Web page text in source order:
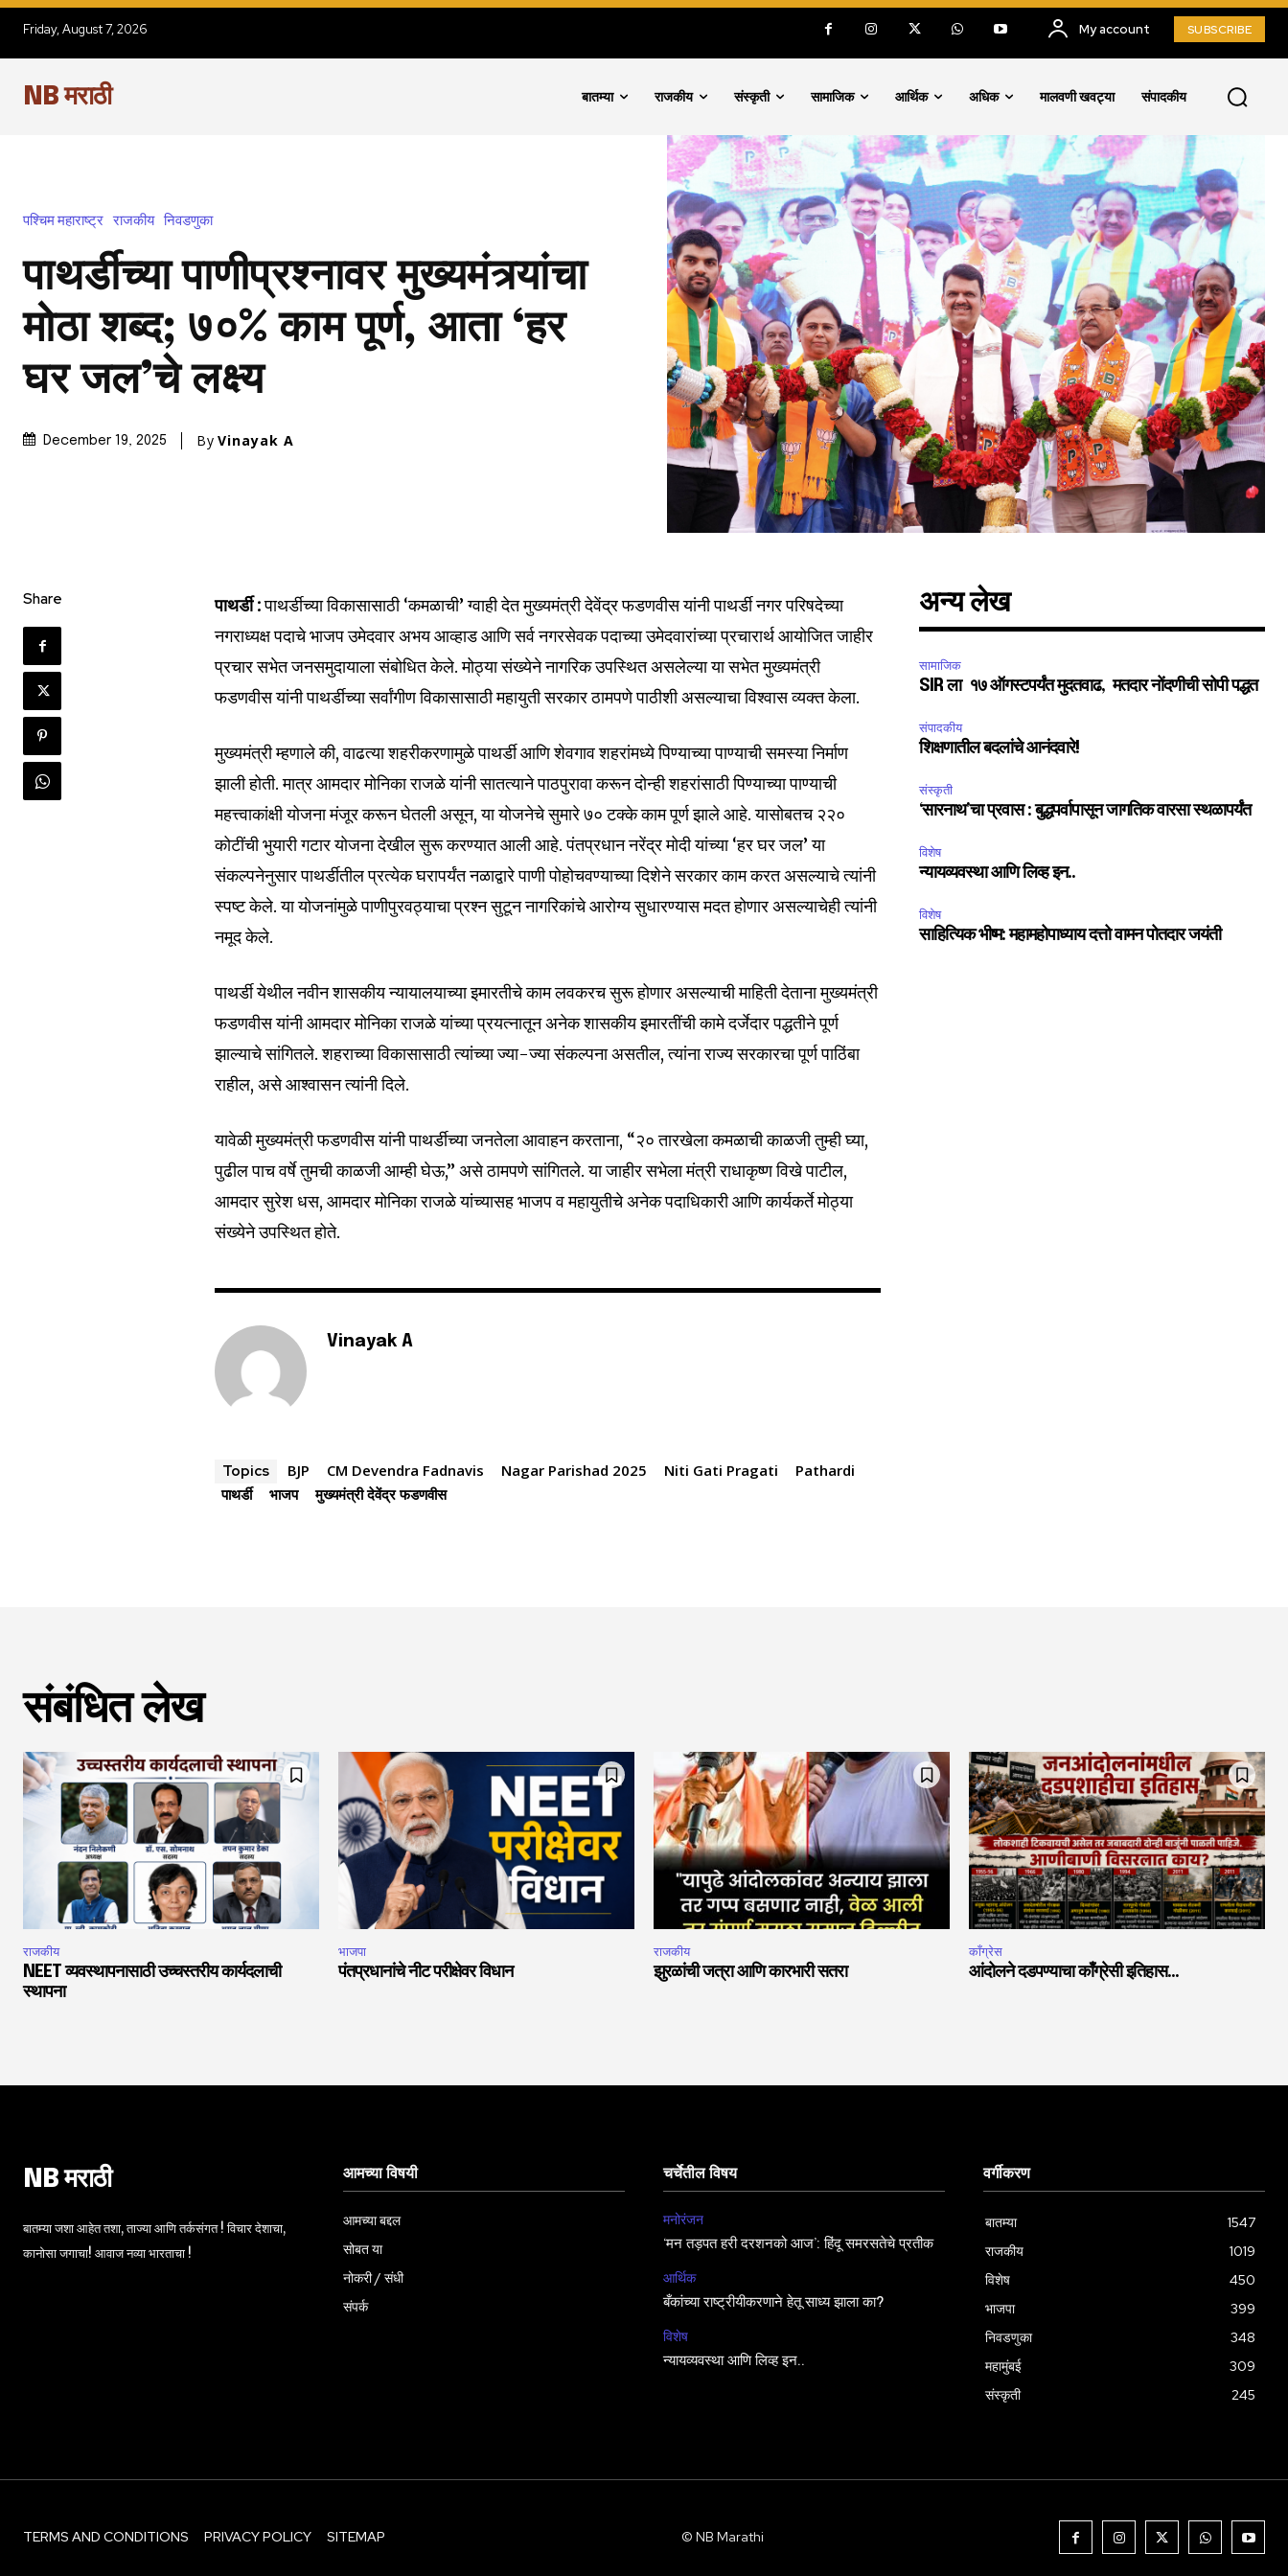
SUBSCRIBERS and be part
of the conversation.
To subscribe, simply enter your email address on our website or click
the subscribe button below. Don't worry, we respect your privacy and
won't spam your inbox. Your information is safe with us.
I've read and accept the Privacy Policy.
6,300 32,111
Followers
Friday, August 7, 2026 My account SUBSCRIBE
NB मराठी बातम्या राजकीय संस्कृती सामाजिक आर्थिक अधिक मालवणी खवट्या संपादकीय
पश्चिम महाराष्ट्र राजकीय निवडणुका
पाथर्डीच्या पाणीप्रश्नावर मुख्यमंत्र्यांचा
मोठा शब्द; ७०% काम पूर्ण, आता ‘हर
घर जल’चे लक्ष्य
December 19, 2025 By Vinayak A
Share पाथर्डी :पाथर्डीच्या विकासासाठी ‘कमळाची’ ग्वाही देत मुख्यमंत्री देवेंद्र फडणवीस यांनी पाथर्डी नगर परिषदेच्या
नगराध्यक्ष पदाचे भाजप उमेदवार अभय आव्हाड आणि सर्व नगरसेवक पदाच्या उमेदवारांच्या प्रचारार्थ आयोजित जाहीर
प्रचार सभेत जनसमुदायाला संबोधित केले. मोठ्या संख्येने नागरिक उपस्थित असलेल्या या सभेत मुख्यमंत्री
फडणवीस यांनी पाथर्डीच्या सर्वांगीण विकासासाठी महायुती सरकार ठामपणे पाठीशी असल्याचा विश्वास व्यक्त केला.
मुख्यमंत्री म्हणाले की, वाढत्या शहरीकरणामुळे पाथर्डी आणि शेवगाव शहरांमध्ये पिण्याच्या पाण्याची समस्या निर्माण
झाली होती. मात्र आमदार मोनिका राजळे यांनी सातत्याने पाठपुरावा करून दोन्ही शहरांसाठी पिण्याच्या पाण्याची
महत्त्वाकांक्षी योजना मंजूर करून घेतली असून, या योजनेचे सुमारे ७० टक्के काम पूर्ण झाले आहे. यासोबतच ₹२२०
कोटींची भुयारी गटार योजना देखील सुरू करण्यात आली आहे. पंतप्रधान नरेंद्र मोदी यांच्या ‘हर घर जल’ या
संकल्पनेनुसार पाथर्डीतील प्रत्येक घरापर्यंत नळाद्वारे पाणी पोहोचवण्याच्या दिशेने सरकार काम करत असल्याचे त्यांनी
स्पष्ट केले. या योजनांमुळे पाणीपुरवठ्याचा प्रश्न सुटून नागरिकांचे आरोग्य सुधारण्यास मदत होणार असल्याचेही त्यांनी
नमूद केले.
पाथर्डी येथील नवीन शासकीय न्यायालयाच्या इमारतीचे काम लवकरच सुरू होणार असल्याची माहिती देताना मुख्यमंत्री
फडणवीस यांनी आमदार मोनिका राजळे यांच्या प्रयत्नातून अनेक शासकीय इमारतींची कामे दर्जेदार पद्धतीने पूर्ण
झाल्याचे सांगितले. शहराच्या विकासासाठी त्यांच्या ज्या-ज्या संकल्पना असतील, त्यांना राज्य सरकारचा पूर्ण पाठिंबा
राहील, असे आश्वासन त्यांनी दिले.
यावेळी मुख्यमंत्री फडणवीस यांनी पाथर्डीच्या जनतेला आवाहन करताना, “२० तारखेला कमळाची काळजी तुम्ही घ्या,
पुढील पाच वर्षे तुमची काळजी आम्ही घेऊ,” असे ठामपणे सांगितले. या जाहीर सभेला मंत्री राधाकृष्ण विखे पाटील,
आमदार सुरेश धस, आमदार मोनिका राजळे यांच्यासह भाजप व महायुतीचे अनेक पदाधिकारी आणि कार्यकर्ते मोठ्या
संख्येने उपस्थित होते.
Vinayak A
Topics BJP CM Devendra Fadnavis Nagar Parishad 2025 Niti Gati Pragati
Pathardi
पाथर्डी
भाजप मुख्यमंत्री देवेंद्र फडणवीस
अन्य लेख
सामाजिक
SIR ला १७ ऑगस्टपर्यंत मुदतवाढ, मतदार नोंदणीची सोपी पद्धत
संपादकीय
शिक्षणातील बदलांचे आनंदवारे!
संस्कृती
‘सारनाथ’चा प्रवास : बुद्धपर्वापासून जागतिक वारसा स्थळापर्यंत
विशेष
न्यायव्यवस्था आणि लिव्ह इन..
विशेष
साहित्यिक भीष्म: महामहोपाध्याय दत्तो वामन पोतदार जयंती
संबंधित लेख
राजकीय
NEET व्यवस्थापनासाठी उच्चस्तरीय कार्यदलाची
स्थापना
भाजपा
पंतप्रधानांचे नीट परीक्षेवर विधान
राजकीय
झुरळांची जत्रा आणि कारभारी सतरा
काँग्रेस
आंदोलने दडपण्याचा काँग्रेसी इतिहास…
NB मराठी
बातम्या जशा आहेत तशा, ताज्या आणि तर्कसंगत ! विचार देशाचा,
कानोसा जगाचा! आवाज नव्या भारताचा !
आमच्या विषयी
आमच्या बद्दल
सोबत या
नोकरी / संधी
संपर्क
चर्चेतील विषय
मनोरंजन
‘मन तड़पत हरी दरशनको आज’: हिंदू समरसतेचे प्रतीक
आर्थिक
बँकांच्या राष्ट्रीयीकरणाने हेतू साध्य झाला का?
विशेष
न्यायव्यवस्था आणि लिव्ह इन..
वर्गीकरण
बातम्या
1547
राजकीय
1019
विशेष
450
भाजपा
399
निवडणुका
348
महामुंबई
309
संस्कृती
245
TERMS AND CONDITIONS PRIVACY POLICY SITEMAP © NB Marathi